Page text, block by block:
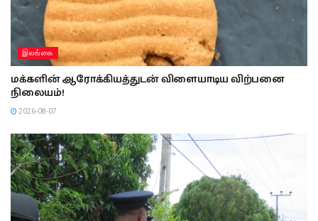
இலங்கை
மக்களின் ஆரோக்கியத்துடன் விளையாடிய விற்பனை
நிலையம்!
2026-08-07